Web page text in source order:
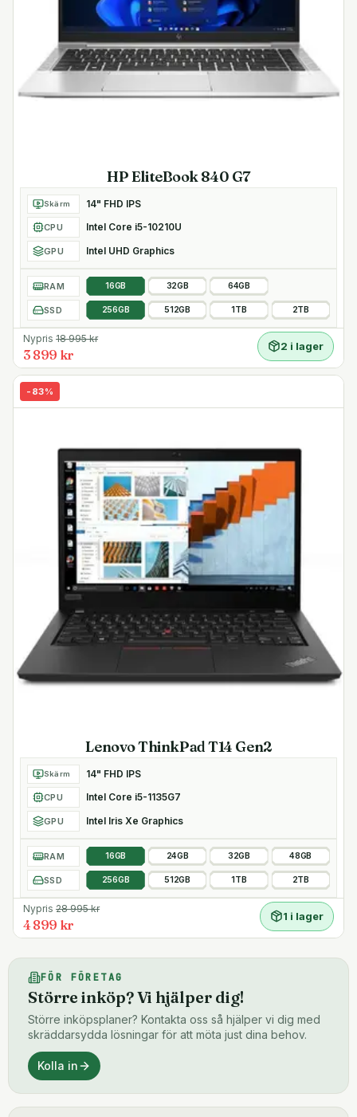
HP EliteBook 840 G7
Skärm 14" FHD IPS
CPU Intel Core i5-10210U
GPU Intel UHD Graphics
RAM 16GB 32GB 64GB
SSD 256GB 512GB 1TB 2TB
Nypris 18 995kr
3 899 kr
2 i lager
- 83%
Lenovo ThinkPad T14 Gen2
Skärm 14" FHD IPS
CPU Intel Core i5-1135G7
GPU Intel Iris Xe Graphics
RAM 16GB 24GB 32GB 48GB
SSD 256GB 512GB 1TB 2TB
Nypris 28 995kr
4 899 kr
1 i lager
FÖR FÖRETAG
Större inköp? Vi hjälper dig!
Större inköpsplaner? Kontakta oss så hjälper vi dig med
skräddarsydda lösningar för att möta just dina behov.
Kolla in